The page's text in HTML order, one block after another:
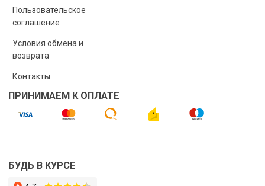
Пользовательское
соглашение
Условия обмена и
возврата
Контакты
ПРИНИМАЕМ К ОПЛАТЕ
БУДЬ В КУРСЕ